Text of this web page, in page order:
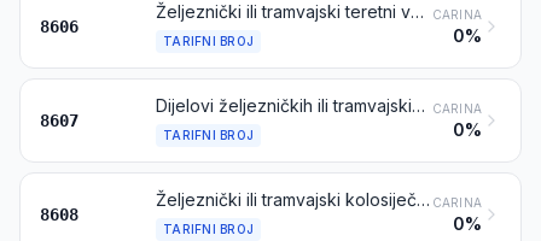
8606
Željeznički ili tramvajski teretni vagoni za prijevoz robe, nesamokretni
TARIFNI BROJ
CARINA
0%
8607
Dijelovi željezničkih ili tramvajskih lokomotiva ili vagona
TARIFNI BROJ
CARINA
0%
8608
Željeznički ili tramvajski kolosiječni sklopovi i pribor; mehanička (uključujući elektromehanička) oprema za signalizaciju, sigurnost, nadzor ili upravljanje u prometu na prugama, cestama, unutarnjim vodenim putovima, parkiralištima, u lučkim postrojenjima ili zračnim lukama; njihovi dijelovi
TARIFNI BROJ
CARINA
0%